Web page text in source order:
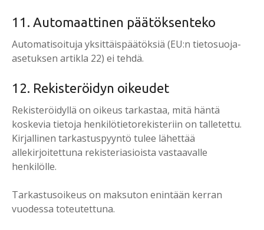
11. Automaattinen päätöksenteko
Automatisoituja yksittäispäätöksiä (EU:n tietosuoja-
asetuksen artikla 22) ei tehdä.
12. Rekisteröidyn oikeudet
Rekisteröidyllä on oikeus tarkastaa, mitä häntä
koskevia tietoja henkilötietorekisteriin on talletettu.
Kirjallinen tarkastuspyyntö tulee lähettää
allekirjoitettuna rekisteriasioista vastaavalle
henkilölle.
Tarkastusoikeus on maksuton enintään kerran
vuodessa toteutettuna.